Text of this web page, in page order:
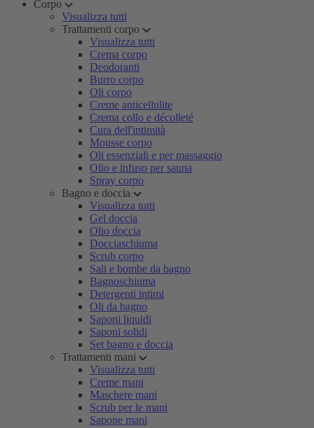
Corpo
Visualizza tutti
Trattamenti corpo
Visualizza tutti
Crema corpo
Deodoranti
Burro corpo
Oli corpo
Creme anticellulite
Crema collo e décolleté
Cura dell'intimità
Mousse corpo
Oli essenziali e per massaggio
Olio e infuso per sauna
Spray corpo
Bagno e doccia
Visualizza tutti
Gel doccia
Olio doccia
Docciaschiuma
Scrub corpo
Sali e bombe da bagno
Bagnoschiuma
Detergenti intimi
Oli da bagno
Saponi liquidi
Saponi solidi
Set bagno e doccia
Trattamenti mani
Visualizza tutti
Creme mani
Maschere mani
Scrub per le mani
Sapone mani